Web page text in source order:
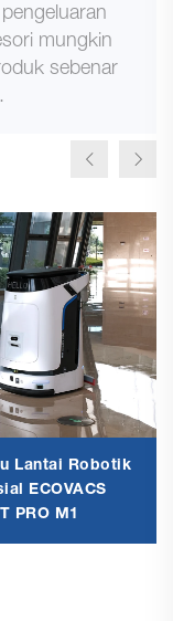
mungkin
sebenar
Lantai Robotik
ECOVACS
PRO M1